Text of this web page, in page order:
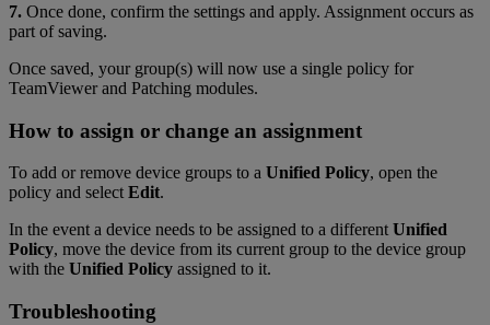
7. Once done, confirm the settings and apply. Assignment occurs as
part of saving.
Once saved, your group(s) will now use a single policy for
TeamViewer and Patching modules.
How to assign or change an assignment
To add or remove device groups to a Unified Policy, open the
policy and select Edit.
In the event a device needs to be assigned to a different Unified
Policy, move the device from its current group to the device group
with the Unified Policy assigned to it.
Troubleshooting